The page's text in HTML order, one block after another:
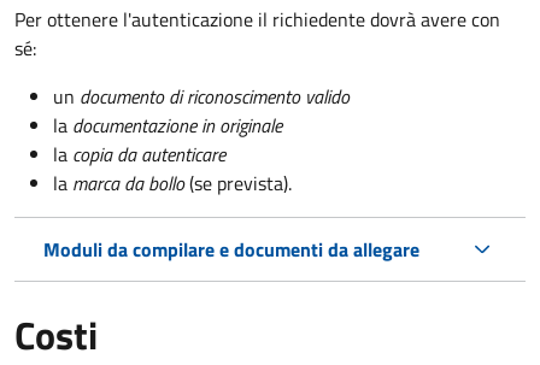
Per ottenere l'autenticazione il richiedente dovrà avere con
sé:
un documento di riconoscimento valido
la documentazione in originale
la copia da autenticare
la marca da bollo(se prevista).
Moduli da compilare e documenti da allegare
Costi